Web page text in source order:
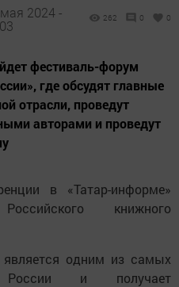
2024 -
262 0 0
фестиваль-форум
где обсудят главные
отрасли, проведут
авторами и проведут
в «Татар-информе»
книжного
является одним из самых
России и получает